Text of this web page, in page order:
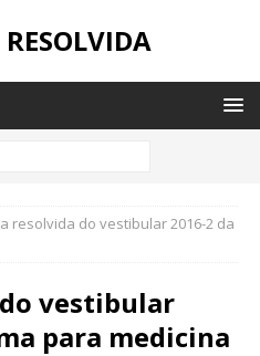
resolvida do vestibular 2016-2 da
vestibular
para medicina